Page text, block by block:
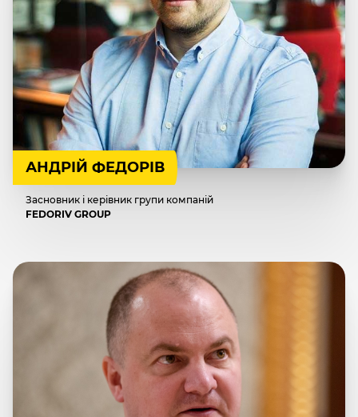
АНДРІЙ ФЕДОРІВ
Засновник і керівник групи компаній
FEDORIV GROUP